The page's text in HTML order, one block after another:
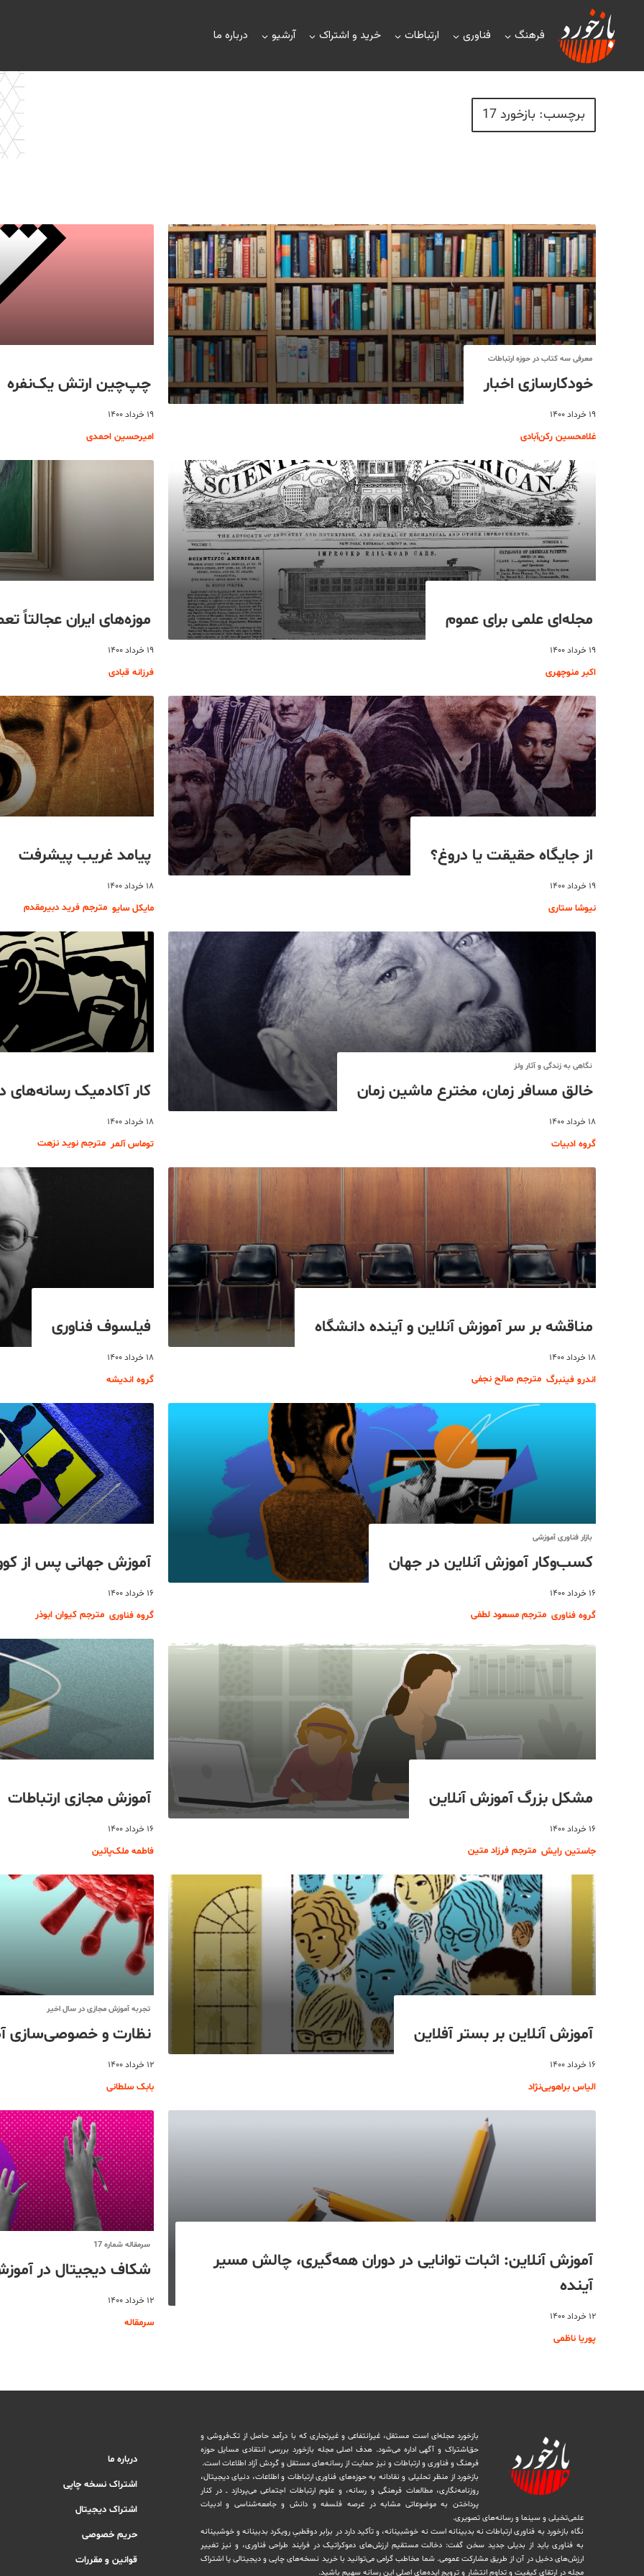
فرهنگ فناوری ارتباطات خرید و اشتراک آرشیو درباره ما
برچسب: بازخورد 17
معرفی سه کتاب در حوزه ارتباطات
خودکارسازی اخبار
۱۹ خرداد ۱۴۰۰
غلامحسین رکن‌آبادی
چپ‌چین ارتش یک‌نفره
۱۹ خرداد ۱۴۰۰
امیرحسین احمدی
مجله‌ای علمی برای عموم
۱۹ خرداد ۱۴۰۰
اکبر منوچهری
موزه‌های ایران عجالتاً
۱۹ خرداد ۱۴۰۰
فرزانه قبادی
از جایگاه حقیقت یا دروغ؟
۱۹ خرداد ۱۴۰۰
نیوشا ستاری
پیامد غریب پیشرفت
۱۸ خرداد ۱۴۰۰
مایکل سایو مترجم فرید دبیرمقدم
نگاهی به زندگی و آثار ولز
خالق مسافر زمان، مخترع ماشین زمان
۱۸ خرداد ۱۴۰۰
گروه ادبیات
کار آکادمیک رسانه‌های
۱۸ خرداد ۱۴۰۰
توماس آلمر مترجم نوید نزهت
مناقشه بر سر آموزش آنلاین و آینده دانشگاه
۱۸ خرداد ۱۴۰۰
اندرو فینبرگ مترجم صالح نجفی
فیلسوف فناوری
۱۸ خرداد ۱۴۰۰
گروه اندیشه
بازار فناوری آموزشی
کسب‌وکار آموزش آنلاین در جهان
۱۶ خرداد ۱۴۰۰
گروه فناوری مترجم مسعود لطفی
آموزش جهانی پس از
۱۶ خرداد ۱۴۰۰
گروه فناوری مترجم کیوان ابوذر
مشکل بزرگ آموزش آنلاین
۱۶ خرداد ۱۴۰۰
جاستین رایش مترجم فرزاد متین
آموزش مجازی ارتباطات
۱۶ خرداد ۱۴۰۰
فاطمه ملک‌پائین
آموزش آنلاین بر بستر آفلاین
۱۶ خرداد ۱۴۰۰
الیاس براهویی‌نژاد
تجربه آموزش مجازی در سال اخیر
نظارت و خصوصی‌سازی
۱۲ خرداد ۱۴۰۰
بابک سلطانی
آموزش آنلاین: اثبات توانایی در دوران همه‌گیری، چالش مسیر
آینده
۱۲ خرداد ۱۴۰۰
پوریا ناظمی
سرمقاله شماره 17
شکاف دیجیتال در
۱۲ خرداد ۱۴۰۰
سرمقاله
بازخورد مجله‌ای است مستقل، غیرانتفاعی و غیرتجاری که با درآمد حاصل از تک‌فروشی و
حق‌اشتراک و آگهی اداره می‌شود. ‏هدف اصلی مجله بازخورد بررسی انتقادی مسایل حوزه
فرهنگ و فناوری و ارتباطات و نیز حمایت از رسانه‌های مستقل و‌ گردش ‏آزاد اطلاعات است.
بازخورد از منظر تحلیلی و نقادانه به حوزه‌های فناوری ارتباطات و اطلاعات، دنیای دیجیتال،
روزنامه‌نگاری، ‏مطالعات فرهنگی و رسانه، و علوم ارتباطات اجتماعی می‌پردازد ــ در کنار
پرداختن به موضوعاتی مشابه در عرصه فلسفه و دانش و ‏جامعه‌شناسی و ادبیات
علمی‌تخیلی و سینما و رسانه‌های تصویری.
نگاه بازخورد به فناوری ارتباطات نه بدبینانه است نه خوشبینانه، و تأکید دارد ‏در برابر دوقطبیِ رویکرد بدبینانه و خوشبینانه
به فناوری باید از بدیلی جدید سخن گفت: دخالت مستقیم ارزش‌های دموکراتیک در ‏فرایند طراحی فناوری، و نیز تغییر
ارزش‌های دخيل در آن از طریق مشاركت عمومی. شما مخاطب گرامی می‌توانید با خرید نسخه‌های چاپی و دیجیتالی یا ‏اشتراک
مجله در ارتقای کیفیت و تداوم انتشار و ترویج ایده‌های اصلی این رسانه سهیم باشید.
درباره ما
اشتراک نسخه چاپی
اشتراک دیجیتال
حریم خصوصی
قوانین و مقررات